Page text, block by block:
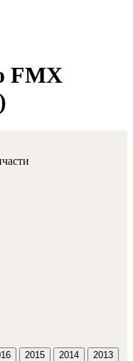
FMX
2015 2014
2013